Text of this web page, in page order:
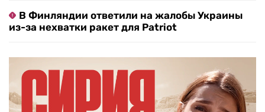
В Финляндии ответили на жалобы Украины
из-за нехватки ракет для Patriot